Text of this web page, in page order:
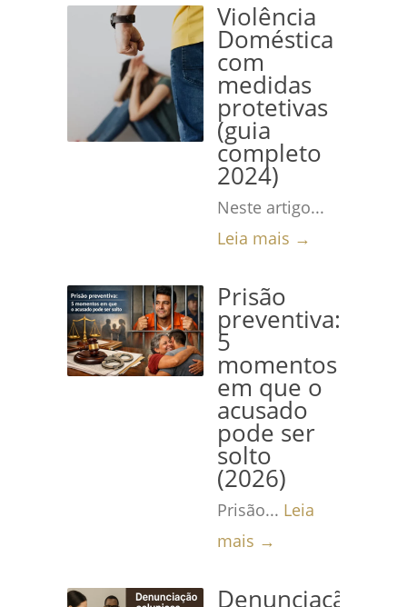
Violência
Doméstica
com
medidas
protetivas
(guia
completo
2024)
Neste artigo...
Leia mais →
Prisão
preventiva:
5
momentos
em que o
acusado
pode ser
solto
(2026)
Prisão... Leia
mais →
Denunciação